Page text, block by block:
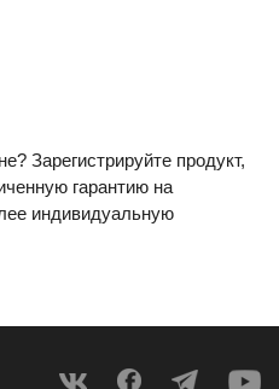
Зарегистрируйте продукт,
гарантию на
индивидуальную